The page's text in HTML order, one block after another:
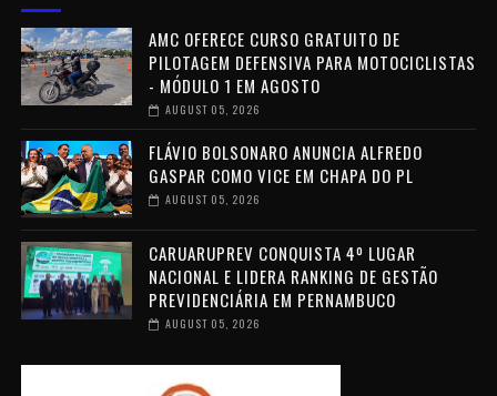
AMC OFERECE CURSO GRATUITO DE
PILOTAGEM DEFENSIVA PARA MOTOCICLISTAS
- MÓDULO 1 EM AGOSTO
AUGUST 05, 2026
FLÁVIO BOLSONARO ANUNCIA ALFREDO
GASPAR COMO VICE EM CHAPA DO PL
AUGUST 05, 2026
CARUARUPREV CONQUISTA 4º LUGAR
NACIONAL E LIDERA RANKING DE GESTÃO
PREVIDENCIÁRIA EM PERNAMBUCO
AUGUST 05, 2026